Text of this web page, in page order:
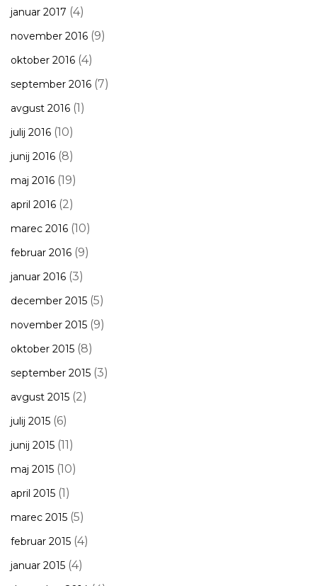
januar 2017 (4)
november 2016 (9)
oktober 2016 (4)
september 2016 (7)
avgust 2016 (1)
julij 2016 (10)
junij 2016 (8)
maj 2016 (19)
april 2016 (2)
marec 2016 (10)
februar 2016 (9)
januar 2016 (3)
december 2015 (5)
november 2015 (9)
oktober 2015 (8)
september 2015 (3)
avgust 2015 (2)
julij 2015 (6)
junij 2015 (11)
maj 2015 (10)
april 2015 (1)
marec 2015 (5)
februar 2015 (4)
januar 2015 (4)